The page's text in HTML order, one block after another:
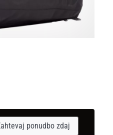
ponudbo zdaj